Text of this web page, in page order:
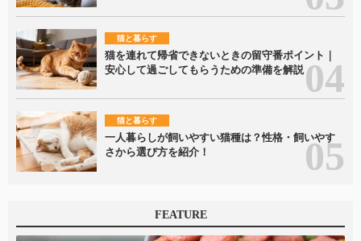
猫と暮らす
猫を連れて帰省できないときの留守番ポイント｜
安心して過ごしてもらうための準備を解説
猫と暮らす
一人暮らしが飼いやすい猫種は？性格・飼いやす
さから選び方を紹介！
FEATURE